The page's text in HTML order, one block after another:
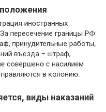
иностранных
пересечение границы РФ
принудительные работы,
въезда – штраф,
совершено с насилием
в колонию.
виды наказаний